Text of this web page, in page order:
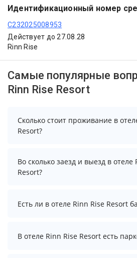
Идентификационный номер
С232025008953
Действует до 27.08.28
Rinn Rise
Самые популярные
Rinn Rise Resort
Сколько стоит проживание в
Resort?
Стоимость проживания в отеле
начинается от 9975 рублей. Чтобы
Во сколько заезд и выезд в отеле
Resort?
Заезд возможен после 14:00, а
Есть ли в отеле Rinn Rise Resort
Да. Всего на территории отеля
бассейнов: 2. А именно: детский
В отеле Rinn Rise Resort есть